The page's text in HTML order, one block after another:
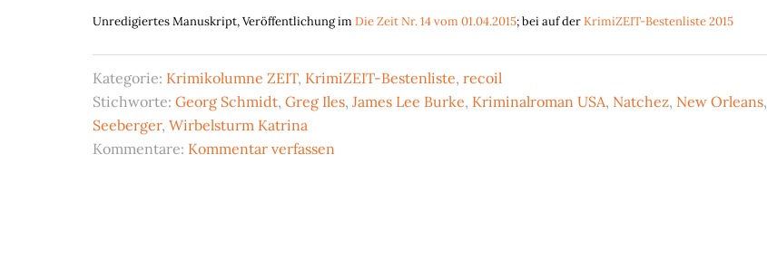
Unredigiertes Manuskript, Veröffentlichung imDie Zeit Nr. 14 vom 01.04.2015; bei auf derKrimiZEIT-Bestenliste 2015
Kategorie: Krimikolumne ZEIT, KrimiZEIT-Bestenliste, recoil
Stichworte: Georg Schmidt, Greg Iles, James Lee Burke, Kriminalroman USA, Natchez, New Orleans,
Seeberger, Wirbelsturm Katrina
Kommentare: Kommentar verfassen